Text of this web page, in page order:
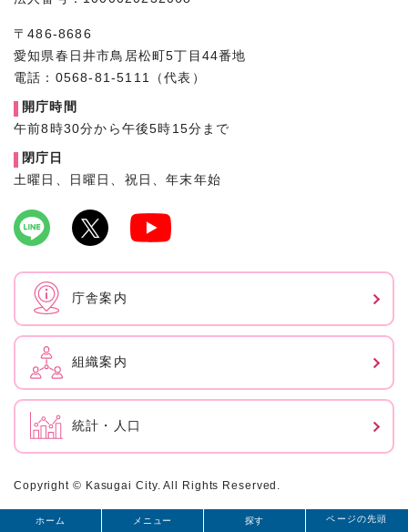
メニュー
ホーム 探す ページの先頭
〒486-8686
愛知県春日井市鳥居松町5丁目44番地
電話：0568-81-5111（代表）
開庁時間
午前8時30分から午後5時15分まで
閉庁日
土曜日、日曜日、祝日、年末年始
庁舎案内
組織案内
統計・人口
Copyright © Kasugai City. All Rights Reserved.